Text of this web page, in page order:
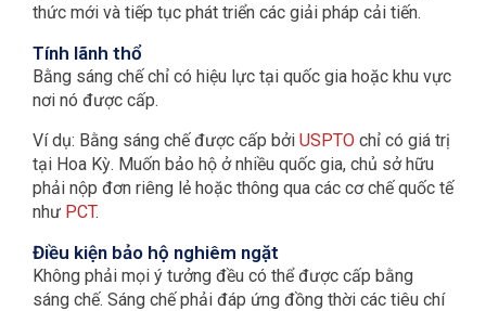
thức mới và tiếp tục phát triển các giải pháp cải tiến.
Tính lãnh thổ
Bằng sáng chế chỉ có hiệu lực tại quốc gia hoặc khu vực
nơi nó được cấp.
Ví dụ: Bằng sáng chế được cấp bởi USPTO chỉ có giá trị
tại Hoa Kỳ. Muốn bảo hộ ở nhiều quốc gia, chủ sở hữu
phải nộp đơn riêng lẻ hoặc thông qua các cơ chế quốc tế
như PCT.
Điều kiện bảo hộ nghiêm ngặt
Không phải mọi ý tưởng đều có thể được cấp bằng
sáng chế. Sáng chế phải đáp ứng đồng thời các tiêu chí